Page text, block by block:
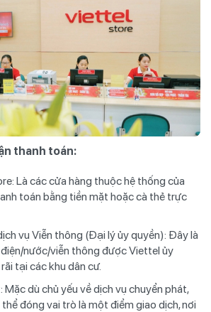
thanh toán:
Là các cửa hàng thuộc hệ thống của
toán bằng tiền mặt hoặc cà thẻ trực
vụ Viễn thông (Đại lý ủy quyền): Đây là
nước/viễn thông được Viettel ủy
tại các khu dân cư.
dù chủ yếu về dịch vụ chuyển phát,
đóng vai trò là một điểm giao dịch, nơi